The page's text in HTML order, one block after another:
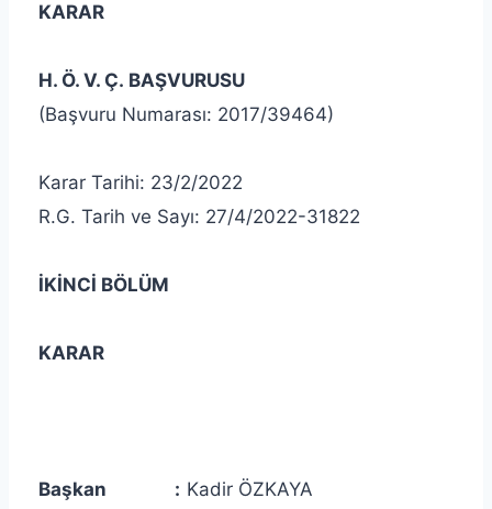
KARAR
H. Ö. V. Ç. BAŞVURUSU
(Başvuru Numarası: 2017/39464)
Karar Tarihi: 23/2/2022
R.G. Tarih ve Sayı: 27/4/2022-31822
İKİNCİ BÖLÜM
KARAR
Başkan : Kadir ÖZKAYA